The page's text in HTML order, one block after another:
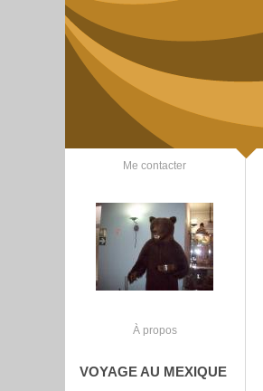
Me contacter
À propos
VOYAGE AU MEXIQUE